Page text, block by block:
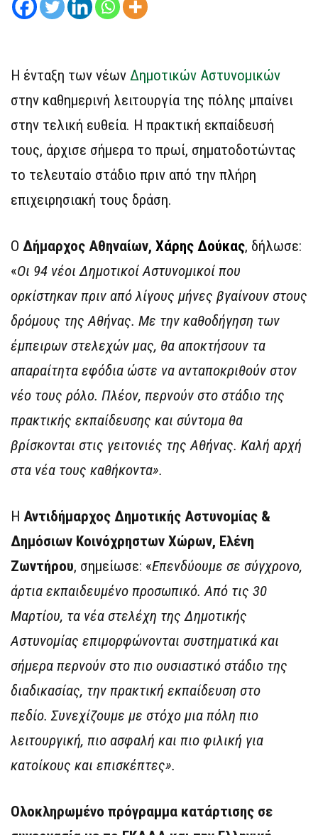
Η ένταξη των νέων Δημοτικών Αστυνομικών
στην καθημερινή λειτουργία της πόλης μπαίνει
στην τελική ευθεία. Η πρακτική εκπαίδευσή
τους, άρχισε σήμερα το πρωί, σηματοδοτώντας
το τελευταίο στάδιο πριν από την πλήρη
επιχειρησιακή τους δράση.
Ο Δήμαρχος Αθηναίων, Χάρης Δούκας, δήλωσε:
«Οι 94 νέοι Δημοτικοί Αστυνομικοί που
ορκίστηκαν πριν από λίγους μήνες βγαίνουν στους
δρόμους της Αθήνας. Με την καθοδήγηση των
έμπειρων στελεχών μας, θα αποκτήσουν τα
απαραίτητα εφόδια ώστε να ανταποκριθούν στον
νέο τους ρόλο. Πλέον, περνούν στο στάδιο της
πρακτικής εκπαίδευσης και σύντομα θα
βρίσκονται στις γειτονιές της Αθήνας. Καλή αρχή
στα νέα τους καθήκοντα».
Η Αντιδήμαρχος Δημοτικής Αστυνομίας &
Δημόσιων Κοινόχρηστων Χώρων, Ελένη
Ζωντήρου, σημείωσε: «Επενδύουμε σε σύγχρονο,
άρτια εκπαιδευμένο προσωπικό. Από τις 30
Μαρτίου, τα νέα στελέχη της Δημοτικής
Αστυνομίας επιμορφώνονται συστηματικά και
σήμερα περνούν στο πιο ουσιαστικό στάδιο της
διαδικασίας, την πρακτική εκπαίδευση στο
πεδίο.Συνεχίζουμε με στόχο μια πόλη πιο
λειτουργική, πιο ασφαλή και πιο φιλική για
κατοίκους και επισκέπτες».
Ολοκληρωμένο πρόγραμμα κατάρτισης σε